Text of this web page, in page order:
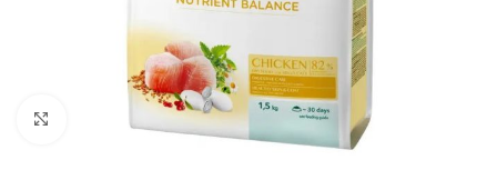
Нажмите, чтобы увеличить